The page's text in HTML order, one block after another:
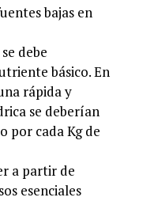
bajas en
debe
básico. En
rápida y
se deberían
por cada Kg de
a partir de
esenciales